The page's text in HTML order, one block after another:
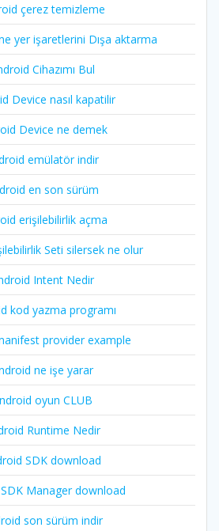
çerez temizleme
yer işaretlerini Dışa aktarma
Cihazımı Bul
Device nasıl kapatilir
Device ne demek
emülatör indir
en son sürüm
erişilebilirlik açma
Seti silersek ne olur
Intent Nedir
kod yazma programı
provider example
ne işe yarar
oyun CLUB
Runtime Nedir
SDK download
Manager download
son sürüm indir